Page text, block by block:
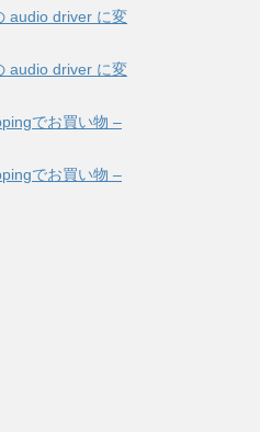
audio driver に変
audio driver に変
でお買い物 –
でお買い物 –